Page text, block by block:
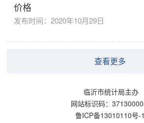
价格
发布时间：2020年10月29日
查看更多
临沂市统计局主办
网站标识码：
鲁ICP备13010110号-1